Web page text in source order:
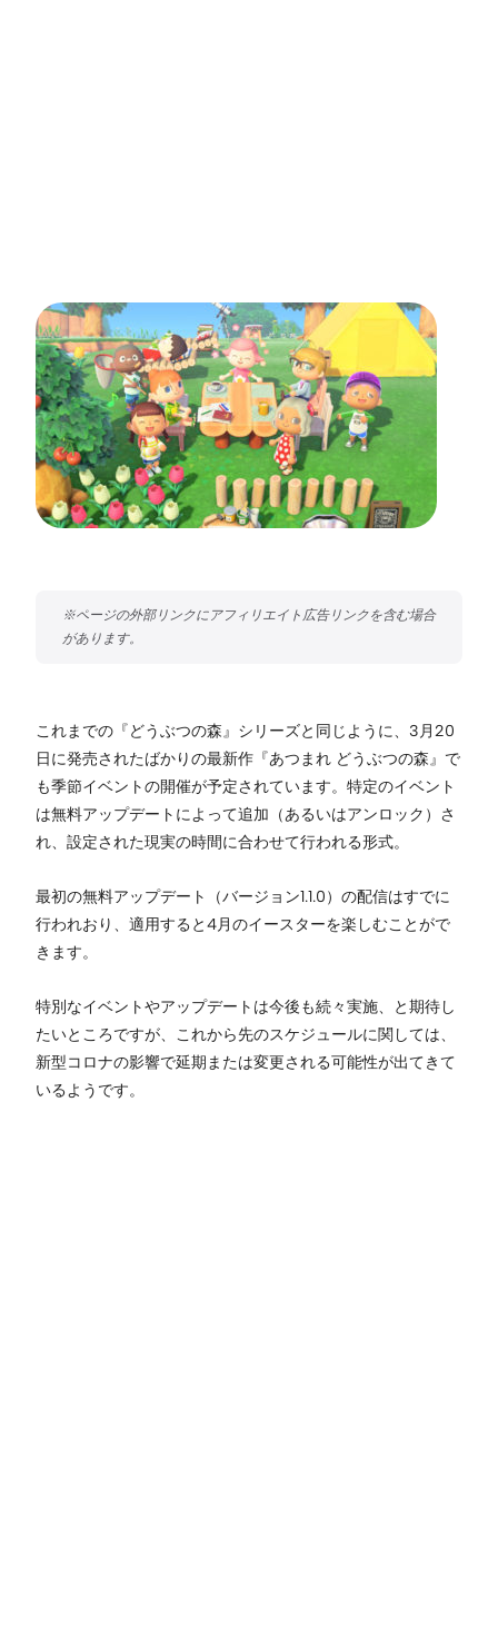
これまでの『どうぶつの森』シリーズと同じように、3月20
日に発売されたばかりの最新作『あつまれ どうぶつの森』で
も季節イベントの開催が予定されています。特定のイベント
は無料アップデートによって追加（あるいはアンロック）さ
れ、設定された現実の時間に合わせて行われる形式。
最初の無料アップデート（バージョン1.1.0）の配信はすでに
行われおり、適用すると4月のイースターを楽しむことがで
きます。
特別なイベントやアップデートは今後も続々実施、と期待し
たいところですが、これから先のスケジュールに関しては、
新型コロナの影響で延期または変更される可能性が出てきて
いるようです。